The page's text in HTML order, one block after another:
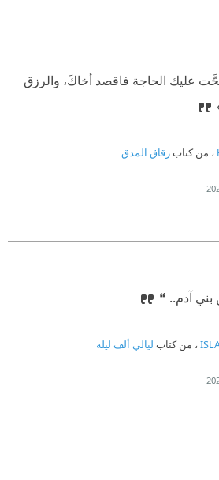
ألحَّت عليك الحاجة فاقصد أخاكَ، والرزق
، من كتابزقاق المدق
بني آدم.. ❝
، من كتاب ليالي ألف ليلة